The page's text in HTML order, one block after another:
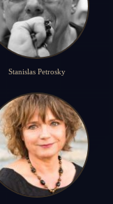
Stanislas Petrosky